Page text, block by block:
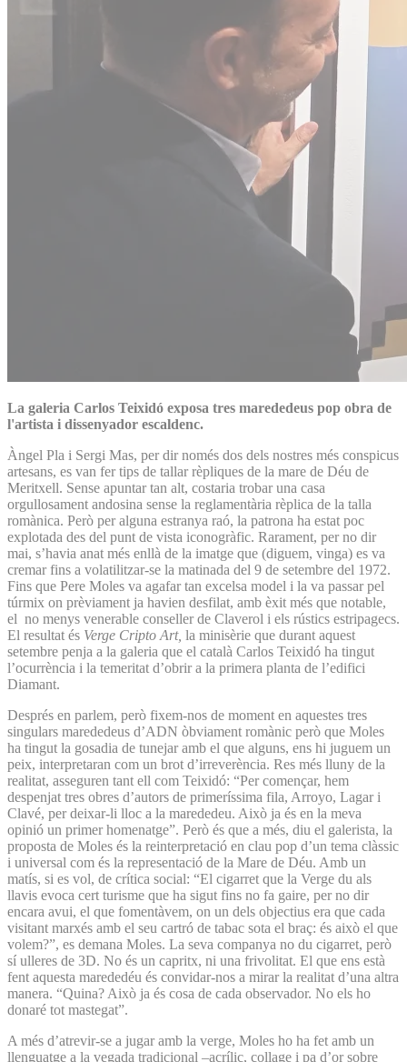
La galeria Carlos Teixidó exposa tres marededeus pop obra de
l'artista i dissenyador escaldenc.
Àngel Pla i Sergi Mas, per dir només dos dels nostres més conspicus
artesans, es van fer tips de tallar rèpliques de la mare de Déu de
Meritxell. Sense apuntar tan alt, costaria trobar una casa
orgullosament andosina sense la reglamentària rèplica de la talla
romànica. Però per alguna estranya raó, la patrona ha estat poc
explotada des del punt de vista iconogràfic. Rarament, per no dir
mai, s’havia anat més enllà de la imatge que (diguem, vinga) es va
cremar fins a volatilitzar-se la matinada del 9 de setembre del 1972.
Fins que Pere Moles va agafar tan excelsa model i la va passar pel
túrmix on prèviament ja havien desfilat, amb èxit més que notable,
el no menys venerable conseller de Claverol i els rústics estripagecs.
El resultat és Verge Cripto Art, la minisèrie que durant aquest
setembre penja a la galeria que el català Carlos Teixidó ha tingut
l’ocurrència i la temeritat d’obrir a la primera planta de l’edifici
Diamant.
Després en parlem, però fixem-nos de moment en aquestes tres
singulars marededeus d’ADN òbviament romànic però que Moles
ha tingut la gosadia de tunejar amb el que alguns, ens hi juguem un
peix, interpretaran com un brot d’irreverència. Res més lluny de la
realitat, asseguren tant ell com Teixidó: “Per començar, hem
despenjat tres obres d’autors de primeríssima fila, Arroyo, Lagar i
Clavé, per deixar-li lloc a la marededeu. Això ja és en la meva
opinió un primer homenatge”. Però és que a més, diu el galerista, la
proposta de Moles és la reinterpretació en clau pop d’un tema clàssic
i universal com és la representació de la Mare de Déu. Amb un
matís, si es vol, de crítica social: “El cigarret que la Verge du als
llavis evoca cert turisme que ha sigut fins no fa gaire, per no dir
encara avui, el que fomentàvem, on un dels objectius era que cada
visitant marxés amb el seu cartró de tabac sota el braç: és això el que
volem?”, es demana Moles. La seva companya no du cigarret, però
sí ulleres de 3D. No és un capritx, ni una frivolitat. El que ens està
fent aquesta marededéu és convidar-nos a mirar la realitat d’una altra
manera. “Quina? Això ja és cosa de cada observador. No els ho
donaré tot mastegat”.
A més d’atrevir-se a jugar amb la verge, Moles ho ha fet amb un
llenguatge a la vegada tradicional –acrílic, collage i pa d’or sobre